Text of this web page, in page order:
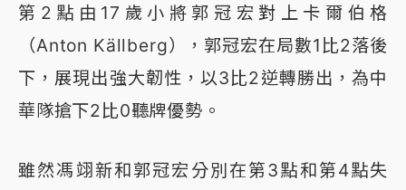
第2點由17歲小將郭冠宏對上卡爾伯格
（Anton Källberg），郭冠宏在局數1比2落後
下，展現出強大韌性，以3比2逆轉勝出，為中
華隊搶下2比0聽牌優勢。
雖然馮翊新和郭冠宏分別在第3點和第4點失